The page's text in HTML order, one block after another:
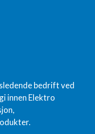
bedrift ved
innen Elektro